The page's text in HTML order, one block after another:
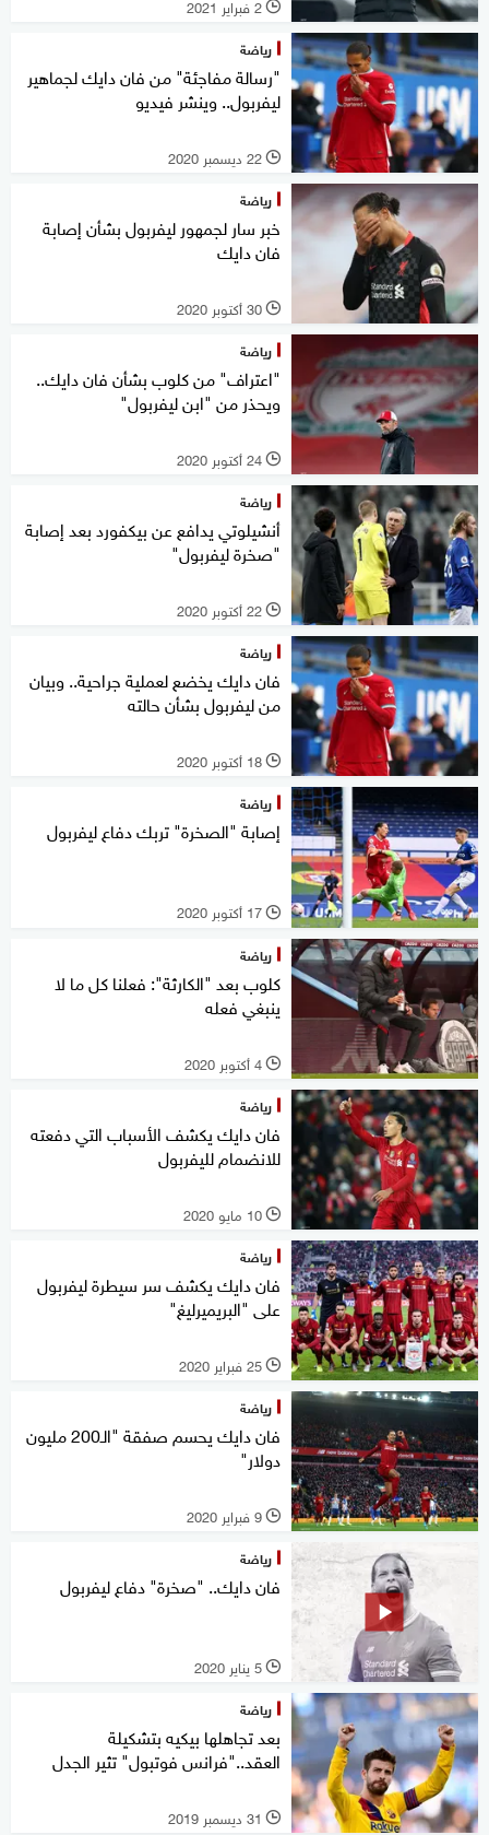
l 2 فبراير 2021
رياضة
"رسالة مفاجئة" من فان دايك لجماهير
ليفربول.. وينشر فيديو
l 22 ديسمبر 2020
رياضة
خبر سار لجمهور ليفربول بشأن إصابة
فان دايك
l 30 أكتوبر 2020
رياضة
"اعتراف" من كلوب بشأن فان دايك..
ويحذر من "ابن ليفربول"
l 24 أكتوبر 2020
رياضة
أنشيلوتي يدافع عن بيكفورد بعد إصابة
"صخرة ليفربول"
l 22 أكتوبر 2020
رياضة
فان دايك يخضع لعملية جراحية.. وبيان
من ليفربول بشأن حالته
l 18 أكتوبر 2020
رياضة
إصابة "الصخرة" تربك دفاع ليفربول
l 17 أكتوبر 2020
رياضة
كلوب بعد "الكارثة": فعلنا كل ما لا
ينبغي فعله
l 4 أكتوبر 2020
رياضة
فان دايك يكشف الأسباب التي دفعته
للانضمام لليفربول
l 10 مايو 2020
رياضة
فان دايك يكشف سر سيطرة ليفربول
على "البريميرليغ"
l 25 فبراير 2020
رياضة
فان دايك يحسم صفقة "الـ200 مليون
دولار"
l 9 فبراير 2020
رياضة
فان دايك.. "صخرة" دفاع ليفربول
l 5 يناير 2020
رياضة
بعد تجاهلها بيكيه بتشكيلة
العقد.."فرانس فوتبول" تثير الجدل
l 31 ديسمبر 2019